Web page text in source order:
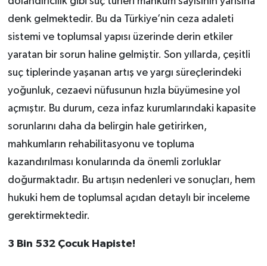
denk gelmektedir. Bu da Türkiye’nin ceza adaleti
sistemi ve toplumsal yapısı üzerinde derin etkiler
yaratan bir sorun haline gelmiştir. Son yıllarda, çeşitli
suç tiplerinde yaşanan artış ve yargı süreçlerindeki
yoğunluk, cezaevi nüfusunun hızla büyümesine yol
açmıştır. Bu durum, ceza infaz kurumlarındaki kapasite
sorunlarını daha da belirgin hale getirirken,
mahkumların rehabilitasyonu ve topluma
kazandırılması konularında da önemli zorluklar
doğurmaktadır. Bu artışın nedenleri ve sonuçları, hem
hukuki hem de toplumsal açıdan detaylı bir inceleme
gerektirmektedir.
3 Bin 532 Çocuk Hapiste!